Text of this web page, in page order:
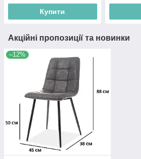
Купити
Акційні пропозиції та новинки
–12%